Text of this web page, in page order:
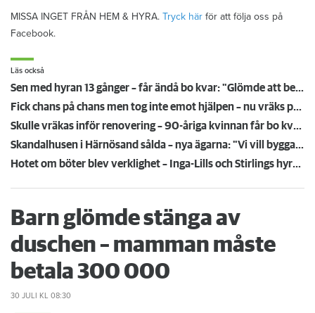
MISSA INGET FRÅN HEM & HYRA. Tryck här för att följa oss på
Facebook.
Läs också
Sen med hyran 13 gånger – får ändå bo kvar: "Glömde att betala"
Fick chans på chans men tog inte emot hjälpen – nu vräks paret: ”Tragiskt"
Skulle vräkas inför renovering – 90-åriga kvinnan får bo kvar: ”Ovissheten har varit grym”
Skandalhusen i Härnösand sålda – nya ägarna: "Vi vill bygga upp hyresgästernas förtroende"
Hotet om böter blev verklighet – Inga-Lills och Stirlings hyresvärdar får betala 75 000: ”Herregud så onödigt”
Barn glömde stänga av
duschen – mamman måste
betala 300 000
30 JULI KL 08:30